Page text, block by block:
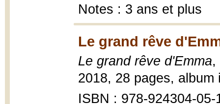
Notes : 3 ans et plus
Le grand rêve
Le grand rêve d'Emma,
2018, 28 pages, album
ISBN : 978-924304-05-